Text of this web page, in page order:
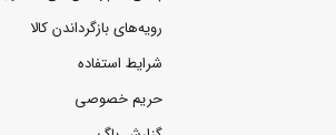
رویه‌های بازگرداندن کالا
شرایط استفاده
حریم خصوصی